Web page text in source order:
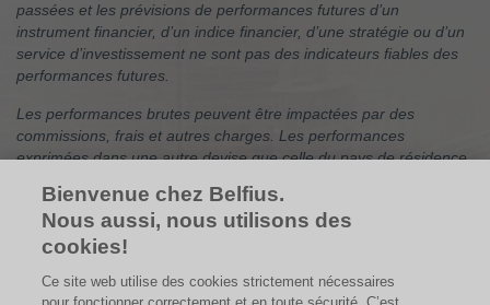
passées et les prévisions de performances futures d’un
instrument financier, d’un indice financier, d’une stratégie ou d’un
service d’investissement ne sont pas des indicateurs fiables des
performances futures.
Les performances brutes peuvent être impactées par des
commissions, frais et autres charges. Les performances
exprimées dans une autre devise que celle du pays de résidence
qui peut avoir un impact positif ou négatif sur les résultats. Si ce
document fait référence à un traitement fiscal particulier, une
telle information dépend de la situation individuelle de chaque
Bienvenue chez Belfius.
Nous aussi, nous utilisons des
cookies!
Ce site web utilise des cookies strictement nécessaires